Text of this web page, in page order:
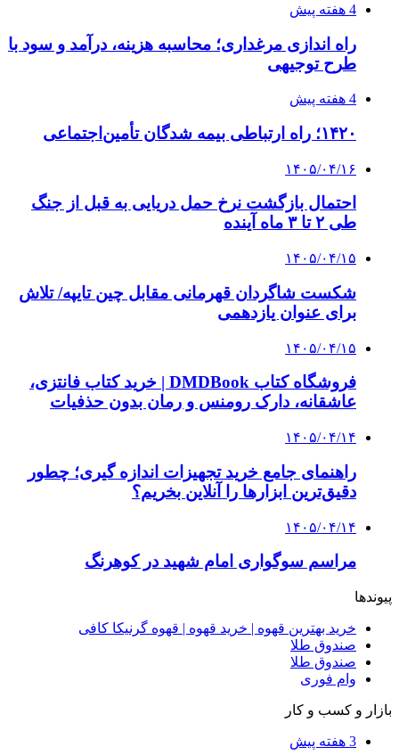
4 هفته پیش
راه اندازی مرغداری؛ محاسبه هزینه، درآمد و سود با
طرح توجیهی
4 هفته پیش
۱۴۲۰؛ راه ارتباطی بیمه شدگان تأمین‌اجتماعی
۱۴۰۵/۰۴/۱۶
احتمال بازگشت نرخ حمل دریایی به قبل از جنگ
طی ۲ تا ۳ ماه آینده
۱۴۰۵/۰۴/۱۵
شکست شاگردان قهرمانی مقابل چین تایپه/ تلاش
برای عنوان یازدهمی
۱۴۰۵/۰۴/۱۵
فروشگاه کتاب DMDBook | خرید کتاب فانتزی،
عاشقانه، دارک رومنس و رمان بدون حذفیات
۱۴۰۵/۰۴/۱۴
راهنمای جامع خرید تجهیزات اندازه گیری؛ چطور
دقیق‌ترین ابزارها را آنلاین بخریم؟
۱۴۰۵/۰۴/۱۴
مراسم سوگواری امام شهید در کوهرنگ
پیوندها
خرید بهترین قهوه | خرید قهوه | قهوه گرنیکا کافی
صندوق طلا
صندوق طلا
وام فوری
بازار و کسب و کار
3 هفته پیش